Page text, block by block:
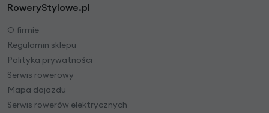
RoweryStylowe.pl
O firmie
Regulamin sklepu
Polityka prywatności
Serwis rowerowy
Mapa dojazdu
Serwis rowerów elektrycznych